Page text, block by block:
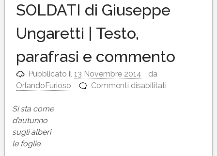
SOLDATI di Giuseppe
Ungaretti | Testo,
parafrasi e commento
Pubblicato il13 Novembre 2014
da
OrlandoFurioso
Commenti disabilitati
Si sta come
d’autunno
sugli alberi
le foglie.